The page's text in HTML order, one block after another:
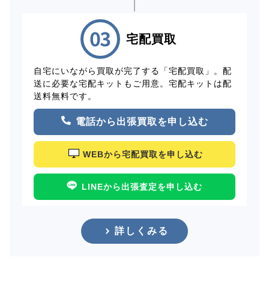
宅配買取
自宅にいながら買取が完了する「宅配買取」。配
送に必要な宅配キットもご用意。宅配キットは配
送料無料です。
電話から出張買取を申し込む
WEBから宅配買取を申し込む
LINEから出張査定を申し込む
詳しくみる